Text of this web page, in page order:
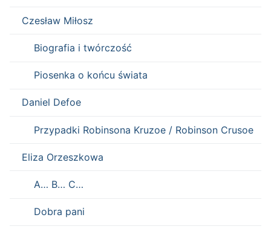
Czesław Miłosz
Biografia i twórczość
Piosenka o końcu świata
Daniel Defoe
Przypadki Robinsona Kruzoe / Robinson Crusoe
Eliza Orzeszkowa
A… B… C…
Dobra pani